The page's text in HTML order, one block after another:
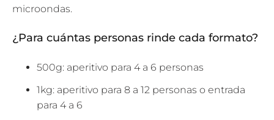
microondas.
¿Para cuántas personas rinde cada formato?
500g: aperitivo para 4 a 6 personas
1kg: aperitivo para 8 a 12 personas o entrada
para 4 a 6